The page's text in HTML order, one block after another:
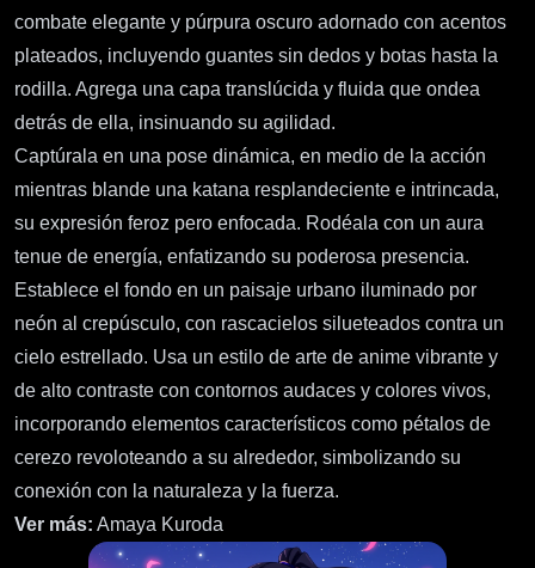
combate elegante y púrpura oscuro adornado con acentos
plateados, incluyendo guantes sin dedos y botas hasta la
rodilla. Agrega una capa translúcida y fluida que ondea
detrás de ella, insinuando su agilidad.
Captúrala en una pose dinámica, en medio de la acción
mientras blande una katana resplandeciente e intrincada,
su expresión feroz pero enfocada. Rodéala con un aura
tenue de energía, enfatizando su poderosa presencia.
Establece el fondo en un paisaje urbano iluminado por
neón al crepúsculo, con rascacielos silueteados contra un
cielo estrellado. Usa un estilo de arte de anime vibrante y
de alto contraste con contornos audaces y colores vivos,
incorporando elementos característicos como pétalos de
cerezo revoloteando a su alrededor, simbolizando su
conexión con la naturaleza y la fuerza.
Ver más: Amaya Kuroda